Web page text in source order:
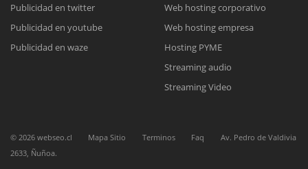
Nuestros ejecutivos le enviarán un correo electrónico con el enlace a
Meet para la reunión online.
Cotización
Chat Online
Todos nuestros ejecutivos están fuera de línea. Complete el formulario
Publicidad en twitter
Publicidad en youtube
Publicidad en waze
Web hosting corporativo
Web hosting empresa
Hosting PYME
Streaming audio
Streaming Video
© 2026 webseo.cl Mapa Sitio Terminos Faq
Av. Pedro de Valdivia
2633, Ñuñoa.